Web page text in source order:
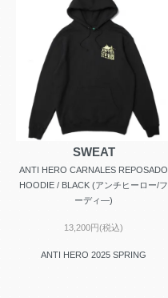
SWEAT
ANTI HERO CARNALES REPOSADO
HOODIE / BLACK (アンチヒーロー/フ
ーディ―)
13,200円(税込)
ANTI HERO 2025 SPRING